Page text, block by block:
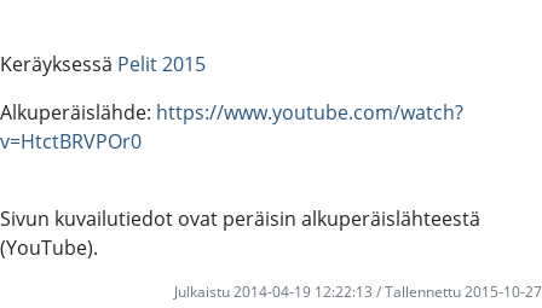
Keräyksessä Pelit 2015
Alkuperäislähde: https://www.youtube.com/watch?
v=HtctBRVPOr0
Sivun kuvailutiedot ovat peräisin alkuperäislähteestä
(YouTube).
Julkaistu 2014-04-19 12:22:13 / Tallennettu 2015-10-27